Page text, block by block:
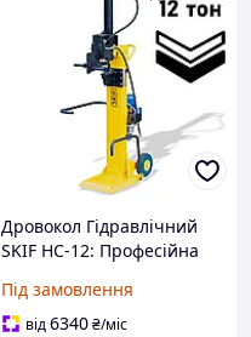
Дровокол Гідравлічний
SKIF HC-12: Професійна
Ефективної Заготівлі Дров
Під замовлення
від6340₴/міс